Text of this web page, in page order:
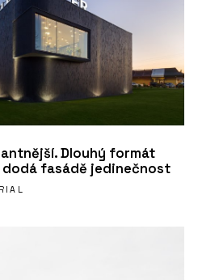
Dlouhý formát
dodá fasádě jedinečnost